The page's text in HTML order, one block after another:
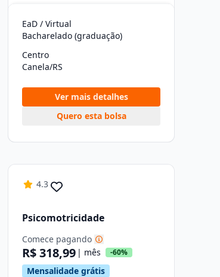
EaD / Virtual
Bacharelado (graduação)
Centro
Canela/RS
Ver mais detalhes
Quero esta bolsa
4.3
Psicomotricidade
Comece pagando
R$ 318,99 | mês -60%
Mensalidade grátis